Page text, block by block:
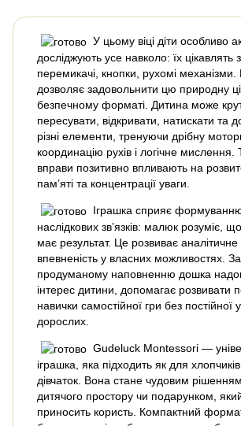
У цьому віці діти особливо
досліджують усе навколо: їх цікавлять
перемикачі, кнопки, рухомі
дозволяє задовольнити цю природну
безпечному форматі. Дитина може
пересувати, відкривати, натискати та
різні елементи, тренуючи дрібну
координацію рухів і логічне мислення.
вправи позитивно впливають на
пам’яті та концентрації уваги.
Іграшка сприяє
наслідкових зв’язків: малюк розуміє,
має результат. Це розвиває
впевненість у власних можливостях.
продуманому наповненню дошка
інтерес дитини, допомагає розвивати
навички самостійної гри без постійної
дорослих.
Gudeluck Montessori —
іграшка, яка підходить як для
дівчаток. Вона стане чудовим
дитячого простору чи подарунком,
приносить користь. Компактний